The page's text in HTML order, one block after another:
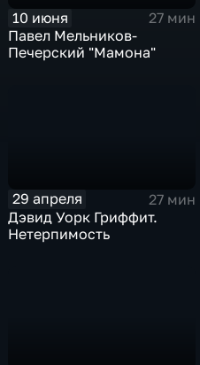
10 июня
27 мин
Павел Мельников-
Печерский "Мамона"
29 апреля
27 мин
Дэвид Уорк Гриффит.
Нетерпимость